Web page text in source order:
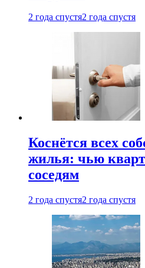
2 года спустя2 года спустя
Коснётся всех
жилья: чью
соседям
2 года спустя2 года спустя